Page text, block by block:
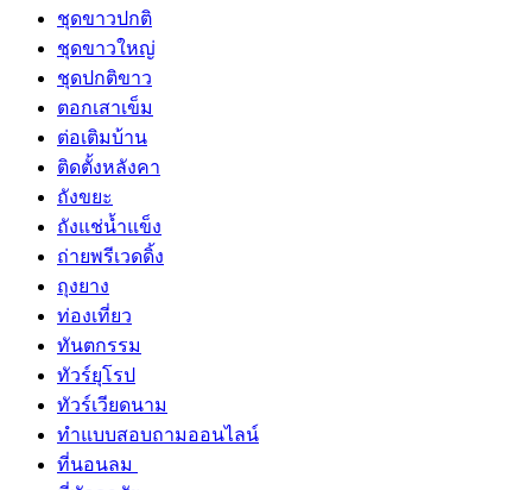
ชุดขาวปกติ
ชุดขาวใหญ่
ชุดปกติขาว
ตอกเสาเข็ม
ต่อเติมบ้าน
ติดตั้งหลังคา
ถังขยะ
ถังแช่น้ำแข็ง
ถ่ายพรีเวดดิ้ง
ถุงยาง
ท่องเที่ยว
ทันตกรรม
ทัวร์ยุโรป
ทัวร์เวียดนาม
ทำแบบสอบถามออนไลน์
ที่นอนลม